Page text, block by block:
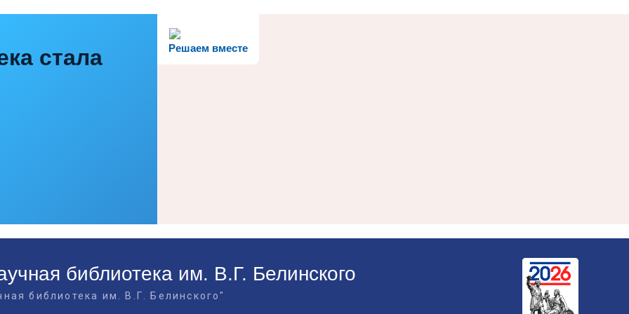
Решаем вместе
стала
библиотека им. В.Г. Белинского
библиотека им. В.Г. Белинского"